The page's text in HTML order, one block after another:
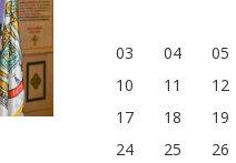
03
04 05
10
11 12
17
18 19
24
25 26